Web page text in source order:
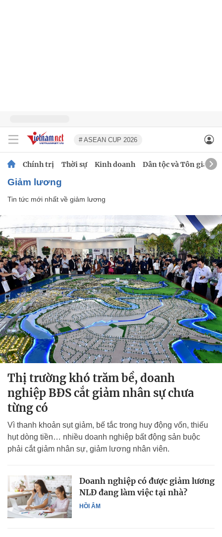
# ASEAN CUP 2026
Chính trị Thời sự Kinh doanh Dân tộc và Tôn giáo
giảm lương
Tin tức mới nhất về giảm lương
Thị trường khó trăm bề, doanh
nghiệp BĐS cắt giảm nhân sự chưa
từng có
Vì thanh khoản sụt giảm, bế tắc trong huy động vốn, thiếu
hụt dòng tiền… nhiều doanh nghiệp bất động sản buộc
phải cắt giảm nhân sự, giảm lương nhân viên.
HỒI ÂM
Doanh nghiệp có được giảm lương
NLĐ đang làm việc tại nhà?